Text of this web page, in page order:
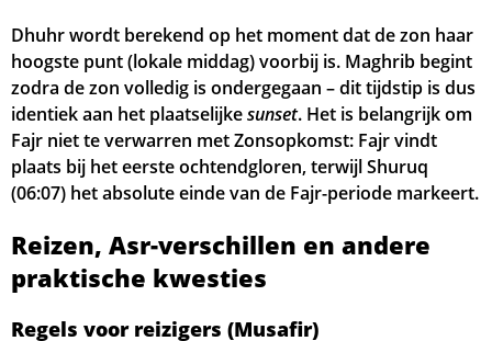
26, Wo 05:02 06:40 13:41 17:31 20:41 22:21
27, Do 05:05 06:42 13:41 17:29 20:38 22:18
28, Vr 05:07 06:44 13:40 17:28 20:36 22:16
05:11 06:47 13:40
Dhuhr wordt berekend op het moment dat de zon haar
hoogste punt (lokale middag) voorbij is. Maghrib begint
zodra de zon volledig is ondergegaan – dit tijdstip is dus
identiek aan het plaatselijkesunset. Het is belangrijk om
Fajr niet te verwarren met Zonsopkomst: Fajr vindt
plaats bij het eerste ochtendgloren, terwijl Shuruq
(06:07) het absolute einde van de Fajr-periode markeert.
Reizen, Asr-verschillen en andere
praktische kwesties
Regels voor reizigers (Musafir)